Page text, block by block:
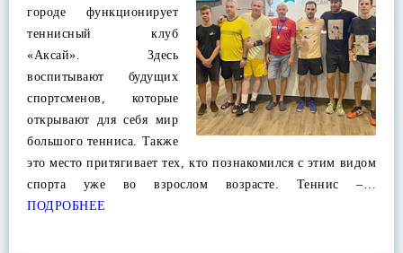
городе функционирует
теннисный клуб
«Аксай». Здесь
воспитывают будущих
спортсменов, которые
открывают для себя мир
большого тенниса. Также
это место притягивает тех, кто познакомился с этим видом
спорта уже во взрослом возрасте. Теннис –…
ПОДРОБНЕЕ